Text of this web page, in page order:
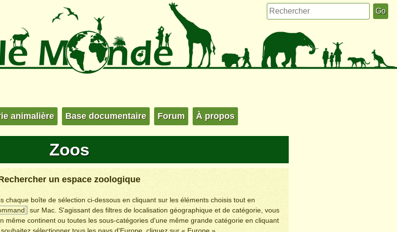
animalière Base documentaire Forum À propos
Zoos
un espace zoologique
chaque boîte de sélection ci-dessous en cliquant sur les éléments choisis tout en
sur Mac. S'agissant des filtres de localisation géographique et de catégorie, vous
même continent ou toutes les sous-catégories d'une même grande catégorie en cliquant